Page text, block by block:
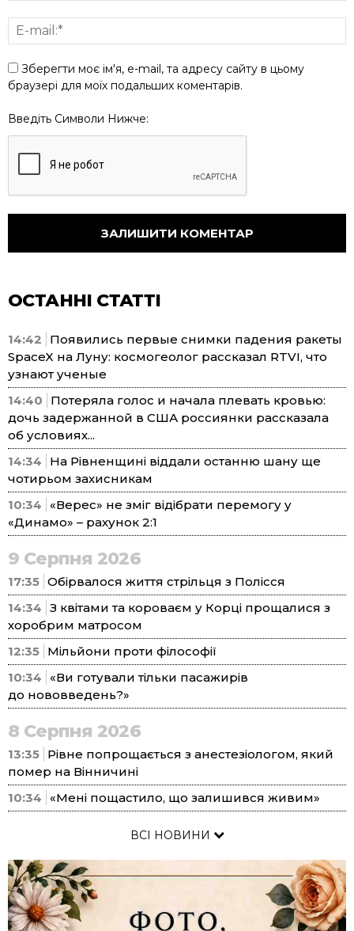
Зберегти моє ім'я, e-mail, та адресу сайту в цьому
браузері для моїх подальших коментарів.
Введіть Символи Нижче:
ОСТАННІ СТАТТІ
14:42
Появились первые снимки падения ракеты
SpaceX на Луну: космогеолог рассказал RTVI, что
узнают ученые
14:40
Потеряла голос и начала плевать кровью:
дочь задержанной в США россиянки рассказала
об условиях...
14:34
На Рівненщині віддали останню шану ще
чотирьом захисникам
10:34
«Верес» не зміг відібрати перемогу у
«Динамо» – рахунок 2:1
9 Серпня 2026
17:35 Обірвалося життя стрільця з Полісся
14:34 З квітами та короваєм у Корці прощалися з
хоробрим матросом
12:35 Мільйони проти філософії
10:34
«Ви готували тільки пасажирів
до нововведень?»
8 Серпня 2026
13:35 Рівне попрощається з анестезіологом, який
помер на Вінничині
10:34
«Мені пощастило, що залишився живим»
ВСІ НОВИНИ